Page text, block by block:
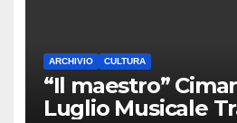
ARCHIVIO CULTURA
“Il maestro”
Luglio Musicale